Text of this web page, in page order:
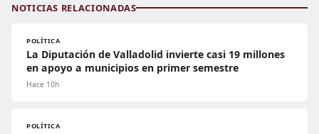
NOTICIAS RELACIONADAS
POLÍTICA
La Diputación de Valladolid invierte casi 19 millones
en apoyo a municipios en primer semestre
Hace 10h
POLÍTICA